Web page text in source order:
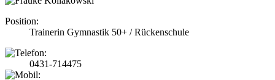
Position:
Trainerin Gymnastik 50+ / Rückenschule
0431-714475